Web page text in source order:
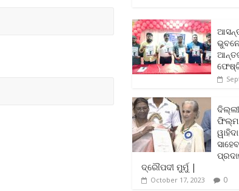
e
b
o
o
k
t
t
e
r
i
l
t
s
A
p
p
L
i
n
k
t
F
r
i
e
n
l
y
ଫିଲ୍ମ
ଦ୍ରୌପଦୀ ମୁର୍ମୁ |
October 17, 2023 0